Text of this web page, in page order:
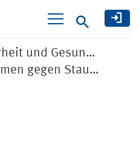
Suche
und Gesun…
gegen Stau…